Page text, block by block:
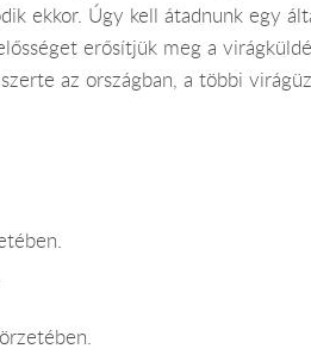
ekkor. Úgy kell átadnunk egy
erősítjük meg a
az országban, a többi